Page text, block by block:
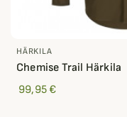
HÄRKILA
Chemise Trail Härkila
99,95 €